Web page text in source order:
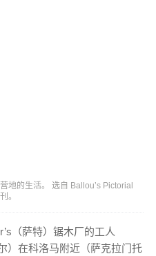
地的生活。 选自 Ballou’s Pictorial
。
（萨特）锯木厂的工人
）在科洛马附近（萨克拉门托